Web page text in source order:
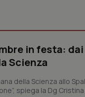
in festa:
Scienza
della Scienza allo
spiega la Dg
a rendere fruibile
del sito. Il sito web non
Fornitore
YouTube
.youtube.com